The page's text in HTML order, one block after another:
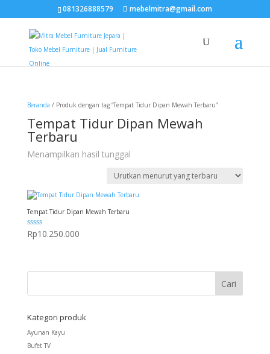
081326888579 mebelmitra@gmail.com
Beranda / Produk dengan tag “Tempat Tidur Dipan Mewah Terbaru”
Tempat Tidur Dipan Mewah
Terbaru
Menampilkan hasil tunggal
Tempat Tidur Dipan Mewah Terbaru
Dinilai
5.00
dari 5
Rp10.250.000
Kategori produk
Ayunan Kayu
Bufet TV